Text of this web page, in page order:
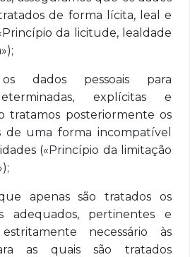
tratados de forma lícita, leal e
da licitude, lealdade
os dados pessoais para
explícitas e
tratamos posteriormente os
de uma forma incompatível
(«Princípio da limitação
apenas são tratados os
adequados, pertinentes e
necessário às
as quais são tratados